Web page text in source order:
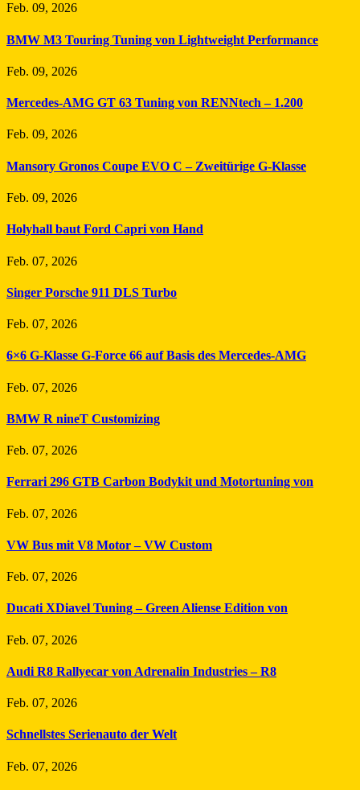
Feb. 09, 2026
BMW M3 Touring Tuning von Lightweight Performance
Feb. 09, 2026
Mercedes-AMG GT 63 Tuning von RENNtech – 1.200
Feb. 09, 2026
Mansory Gronos Coupe EVO C – Zweitürige G-Klasse
Feb. 09, 2026
Holyhall baut Ford Capri von Hand
Feb. 07, 2026
Singer Porsche 911 DLS Turbo
Feb. 07, 2026
6×6 G-Klasse G-Force 66 auf Basis des Mercedes-AMG
Feb. 07, 2026
BMW R nineT Customizing
Feb. 07, 2026
Ferrari 296 GTB Carbon Bodykit und Motortuning von
Feb. 07, 2026
VW Bus mit V8 Motor – VW Custom
Feb. 07, 2026
Ducati XDiavel Tuning – Green Aliense Edition von
Feb. 07, 2026
Audi R8 Rallyecar von Adrenalin Industries – R8
Feb. 07, 2026
Schnellstes Serienauto der Welt
Feb. 07, 2026